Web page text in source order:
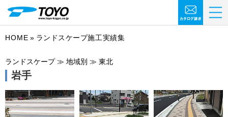
HOME ランドスケープ施工実績集
ランドスケープ ≫ 地域別 ≫ 東北
岩手